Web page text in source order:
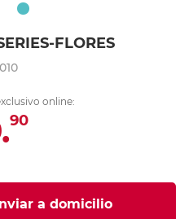
FLORES
online:
90
a domicilio